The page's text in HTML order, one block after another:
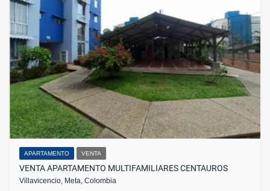
APARTAMENTO VENTA
VENTA APARTAMENTO MULTIFAMILIARES CENTAUROS
Villavicencio, Meta, Colombia